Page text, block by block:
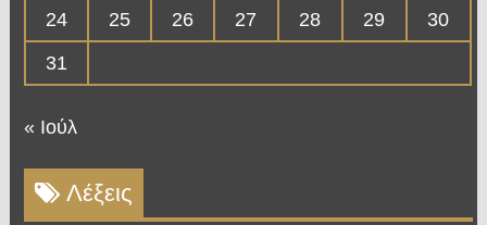
24
25 26 27 28 29
30
31
« Ιούλ
Λέξεις